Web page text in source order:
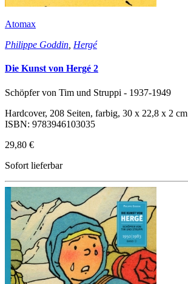
Atomax
Philippe Goddin Hergé
Die Kunst von Hergé 2
Schöpfer von Tim und Struppi - 1937-1949
Hardcover, 208 Seiten, farbig, 30 x 22,8 x 2 cm
ISBN: 9783946103035
29,80 €
Sofort lieferbar